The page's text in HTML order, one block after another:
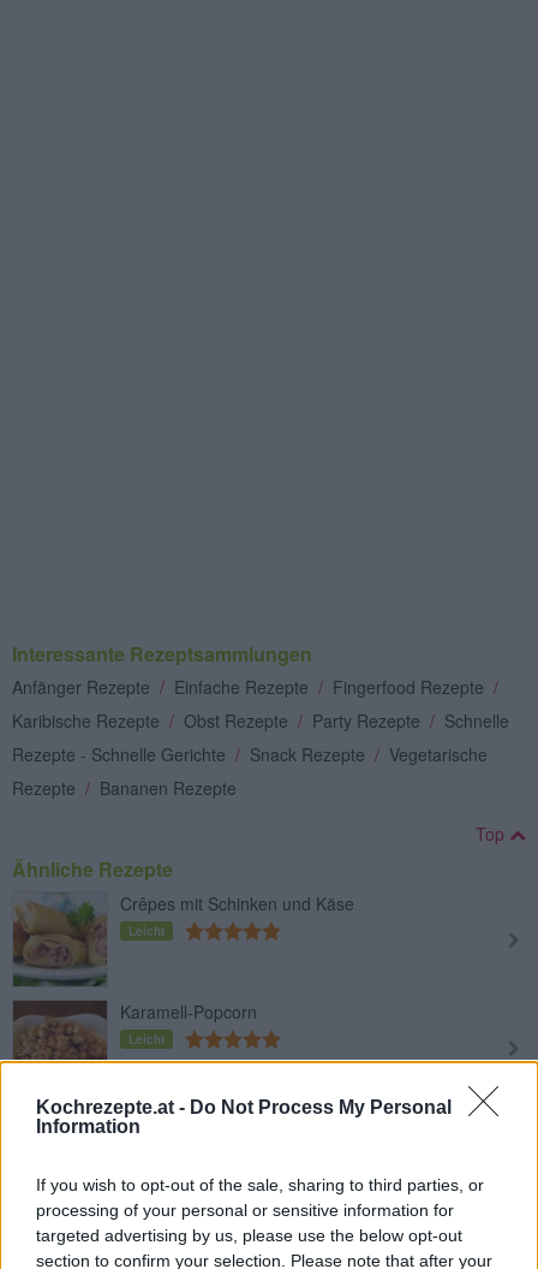
Kochrezepte.at - Do Not Process My Personal
Information
If you wish to opt-out of the sale, sharing to third parties, or
processing of your personal or sensitive information for
targeted advertising by us, please use the below opt-out
section to confirm your selection. Please note that after your
Interessante Rezeptsammlungen
Anfänger Rezepte / Einfache Rezepte / Fingerfood Rezepte /
Karibische Rezepte / Obst Rezepte / Party Rezepte / Schnelle
Rezepte - Schnelle Gerichte / Snack Rezepte / Vegetarische
Rezepte / Bananen Rezepte
Top
Ähnliche Rezepte
Crêpes mit Schinken und Käse
Leicht
Karamell-Popcorn
Leicht
Schinken-Käse-Crepes
Bärlauch-Chips
Leicht